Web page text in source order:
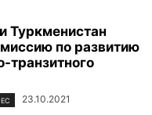
Туркменистан
по развитию
транзитного
23.10.2021